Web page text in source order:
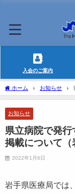
入会のご案内
ホーム お知らせ
いて（岩手県医療局より）
お知らせ
県立病院で発
掲載について（
2022年1月6日
岩手県医療局では